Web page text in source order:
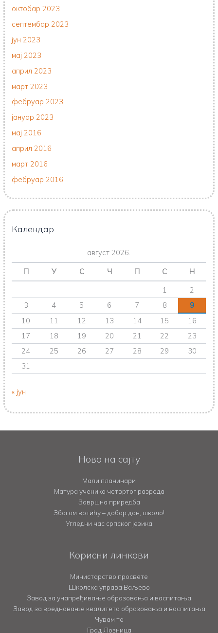
октобар 2023
септембар 2023
јун 2023
мај 2023
април 2023
март 2023
фебруар 2023
јануар 2023
мај 2016
април 2016
март 2016
фебруар 2016
Календар
август 2026.
П У С Ч П С
Н
1
2
3
4 5 6 7 8
9
10
11 12 13 14 15
16
17
18 19 20 21 22
23
24
25 26 27 28 29
30
31
« јун
Ново на сајту
Мали планинари
Матура ученика четвртог разреда
Завршна приредба
Збогом вртићу – добар дан, школо!
Угледни час српског језика
Корисни линкови
Министарство просвете
Школска управа Ваљево
Завод за унапређивање образовања и васпитања
Завод за вредновање квалитета образовања и васпитања
Чувам те
Град Лозница